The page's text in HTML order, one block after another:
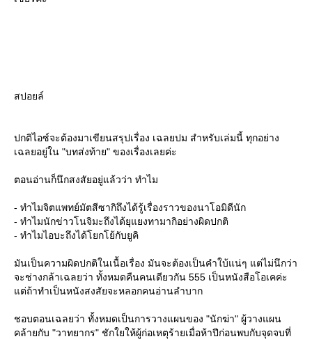
สปอยล์
ปกติไอซ์จะต้องมาเขียนสรุปเรื่อง เฉลยปม สำหรับเล่มนี้ ทุกอย่าง
เฉลยอยู่ใน "บทส่งท้าย" ของเรื่องเลยค่ะ
ตอนอ่านก็นึกสงสัยอยู่แล้วว่า ทำไม
- ทำไมจิตแพทย์มัตสีซากิถึงได้รู้เรื่องราวของนาโอมิดีนัก
- ทำไมนักข่าวโนจิมะถึงได้ยุแยงทามากิอย่างผิดปกติ
- ทำไมไอบะถึงได้โยกโย้กับยูคิ
มันเป็นความผิดปกติในเนื้อเรื่อง มันจะต้องเป็นคำใบ้แน่ๆ แต่ไม่นึกว่า
จะช่างกล้าเฉลยว่า ทั้งหมดคืนคนเดียวกัน 555 เป็นหนังสือโอเคค่ะ
ต่ถ้าทำเป็นหนังสงสัยจะหลอกคนอ่านลำบาก
ชอบตอนเฉลยว่า ทั้งหมดเป็นการวางแผนของ "นักฆ่า" ผู้วางแผน
คล้ายกับ "วาทยากร" ชักใยให้ผู้ก่อเหตุร้ายเมื่อห้าปีก่อนพบกับจุดจบที่